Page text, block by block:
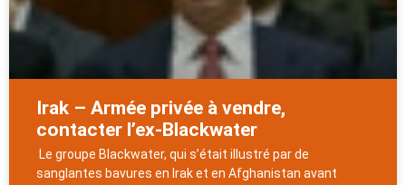
Irak – Armée privée à vendre,
contacter l’ex-Blackwater
Le groupe Blackwater, qui s’était illustré par de
sanglantes bavures en Irak et en Afghanistan avant